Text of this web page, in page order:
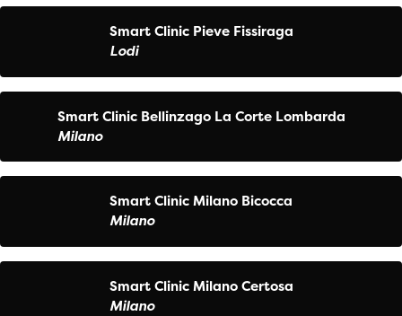
Smart Clinic Pieve Fissiraga
Lodi
Smart Clinic Bellinzago La Corte Lombarda
Milano
Smart Clinic Milano Bicocca
Milano
Smart Clinic Milano Certosa
Milano